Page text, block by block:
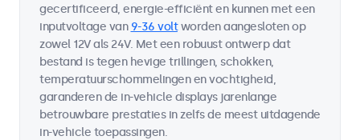
gecertificeerd, energie-efficiënt en kunnen met een
inputvoltage van 9-36 voltworden aangesloten op
zowel 12V als 24V. Met een robuust ontwerp dat
bestand is tegen hevige trillingen, schokken,
temperatuurschommelingen en vochtigheid,
garanderen de in-vehicle displays jarenlange
betrouwbare prestaties in zelfs de meest uitdagende
in-vehicle toepassingen.